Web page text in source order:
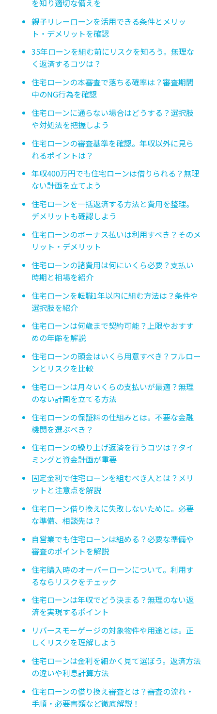
を知り適切な備えを
親子リレーローンを活用できる条件とメリッ
ト・デメリットを確認
35年ローンを組む前にリスクを知ろう。無理な
く返済するコツは？
住宅ローンの本審査で落ちる確率は？審査期間
中のNG行為を確認
住宅ローンに通らない場合はどうする？選択肢
や対処法を把握しよう
住宅ローンの審査基準を確認。年収以外に見ら
れるポイントは？
年収400万円でも住宅ローンは借りられる？無理
ない計画を立てよう
住宅ローンを一括返済する方法と費用を整理。
デメリットも確認しよう
住宅ローンのボーナス払いは利用すべき？そのメ
リット・デメリット
住宅ローンの諸費用は何にいくら必要？支払い
時期と相場を紹介
住宅ローンを転職1年以内に組む方法は？条件や
選択肢を紹介
住宅ローンは何歳まで契約可能？上限やおすす
めの年齢を解説
住宅ローンの頭金はいくら用意すべき？フルロー
ンとリスクを比較
住宅ローンは月々いくらの支払いが最適？無理
のない計画を立てる方法
住宅ローンの保証料の仕組みとは。不要な金融
機関を選ぶべき？
住宅ローンの繰り上げ返済を行うコツは？タイ
ミングと資金計画が重要
固定金利で住宅ローンを組むべき人とは？メリ
ットと注意点を解説
住宅ローン借り換えに失敗しないために。必要
な準備、相談先は？
自営業でも住宅ローンは組める？必要な準備や
審査のポイントを解説
住宅購入時のオーバーローンについて。利用す
るならリスクをチェック
住宅ローンは年収でどう決まる？無理のない返
済を実現するポイント
リバースモーゲージの対象物件や用途とは。正
しくリスクを理解しよう
住宅ローンは金利を細かく見て選ぼう。返済方法
の違いや利息計算方法
住宅ローンの借り換え審査とは？審査の流れ・
手順・必要書類など徹底解説！